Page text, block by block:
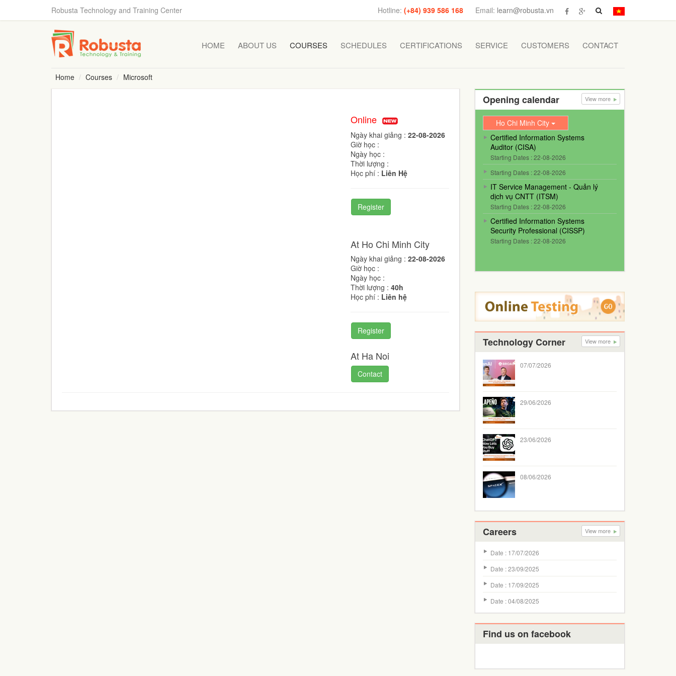
Robusta Technology and Training Center Email: learn@robusta.vn
Hotline:(+84) 939 586 168
HOME ABOUT US COURSES SCHEDULES CERTIFICATIONS SERVICE CUSTOMERS CONTACT
Home Courses Microsoft
Online
Ngày khai giảng : 22-08-2026
Giờ học :
Ngày học :
Thời lượng :
Học phí : Liên Hệ
Register
At Ho Chi Minh City
Ngày khai giảng : 22-08-2026
Giờ học :
Ngày học :
Thời lượng : 40h
Học phí : Liên hệ
Register
At Ha Noi
Contact
Opening calendar View more
Ho Chi Minh City
Certified Information Systems
Auditor (CISA)
Starting Dates : 22-08-2026
Starting Dates : 22-08-2026
IT Service Management - Quản lý
dịch vụ CNTT (ITSM)
Starting Dates : 22-08-2026
Certified Information Systems
Security Professional (CISSP)
Starting Dates : 22-08-2026
Technology Corner View more
07/07/2026
29/06/2026
23/06/2026
08/06/2026
Careers View more
Date : 17/07/2026
Date : 23/09/2025
Date : 17/09/2025
Date : 04/08/2025
Find us on facebook